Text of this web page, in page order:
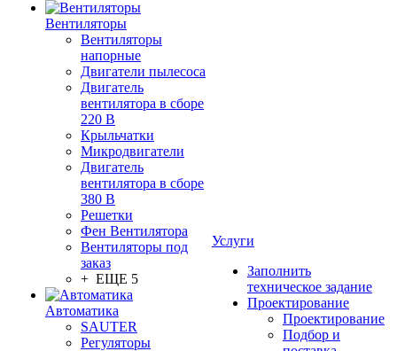
Вентиляторы
Вентиляторы
напорные
Двигатели пылесоса
Двигатель
вентилятора в сборе
220 В
Крыльчатки
Микродвигатели
Двигатель
вентилятора в сборе
380 В
Решетки
Фен Вентилятора
Вентиляторы под
заказ
+ ЕЩЕ 5
Автоматика
SAUTER
Регуляторы
Услуги
Заполнить
техническое задание
Проектирование
Проектирование
Подбор и